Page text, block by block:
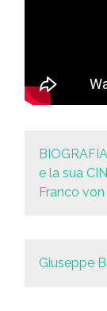
e la sua
Franco
Giuseppe